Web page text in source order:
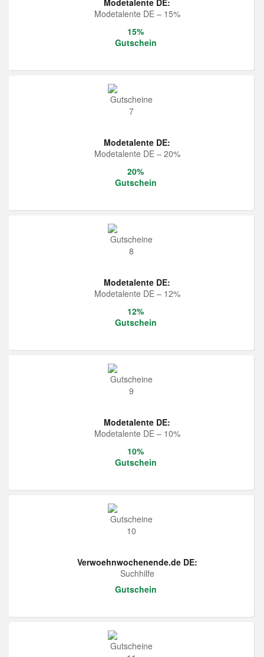
Modetalente DE:
Modetalente DE – 15%
15%
Gutschein
Modetalente DE:
Modetalente DE – 20%
20%
Gutschein
Modetalente DE:
Modetalente DE – 12%
12%
Gutschein
Modetalente DE:
Modetalente DE – 10%
10%
Gutschein
Verwoehnwochenende.de DE:
Suchhilfe
Gutschein